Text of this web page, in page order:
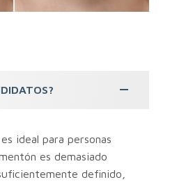
ideal para personas
es demasiado
definido,